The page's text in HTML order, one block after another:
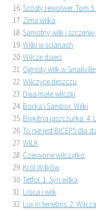
Szósty rewolwer. Tom
Zima wilka
Samotny wilk i
Wilki w ścianach
Wilcze dzieci
Ognisty wilk w Smallville
Wilczyce deszczu
Dwa małe wilczki
Borka i Sambor. Wilki
Błękitna jaszczurka. 4.
To nie jest BICEPS dla
WILK
Czerwone wilczątko
Król Wilków
Tetfol. 1. Syn wilka
Lisica i wilk
Lux in tenebris. 2.